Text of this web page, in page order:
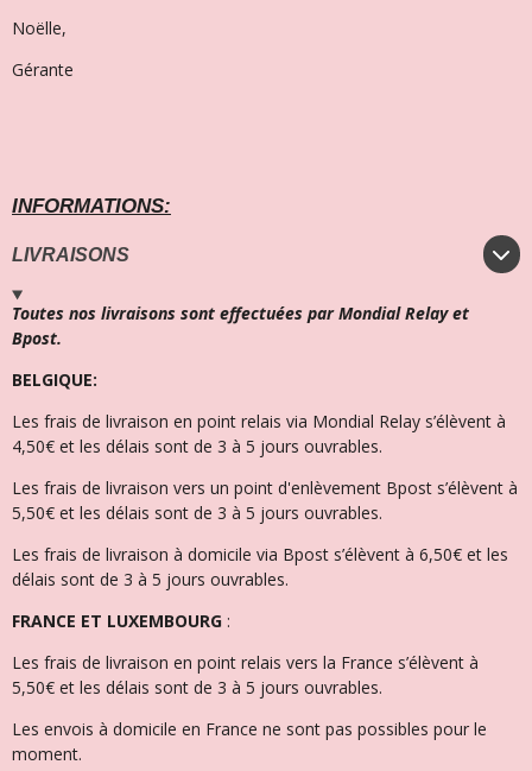
Noëlle,
Gérante
INFORMATIONS:
LIVRAISONS
Toutes nos livraisons sont effectuées par Mondial Relay et
Bpost.
BELGIQUE:
Les frais de livraison en point relais via Mondial Relay s’élèvent à
4,50€ et les délais sont de 3 à 5 jours ouvrables.
Les frais de livraison vers un point d'enlèvement Bpost s’élèvent à
5,50€ et les délais sont de 3 à 5 jours ouvrables.
Les frais de livraison à domicile via Bpost s’élèvent à 6,50€ et les
délais sont de 3 à 5 jours ouvrables.
FRANCE ET LUXEMBOURG :
Les frais de livraison en point relais vers la France s’élèvent à
5,50€ et les délais sont de 3 à 5 jours ouvrables.
Les envois à domicile en France ne sont pas possibles pour le
moment.